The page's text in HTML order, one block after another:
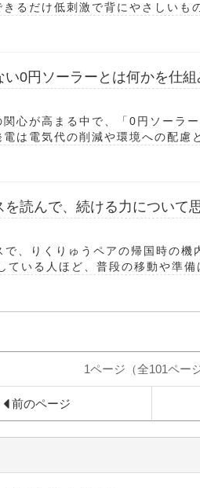
るだけ低刺激で背にやさしいも
0円ソーラーとは何かを仕
心が高まる中で、「0円ソーラ
は電気代の削減や環境への配慮
読んで、続ける力について
、りくりゅうペアの帰国時の機
ている人ほど、普段の移動や準備
1ページ（全101ペー
前のページ